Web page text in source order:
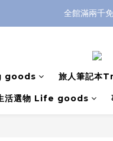
全館滿兩千免
全館滿兩千免
goods 旅人筆記
活選物 Life goods